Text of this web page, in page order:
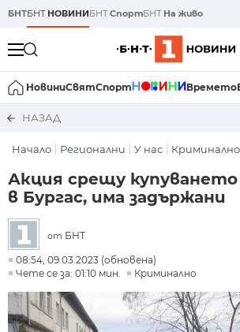
БНТБНТ НОВИНИБНТСпортБНТ На живо
НовиниСвятСпорт Времето
НАЗАД
Начало Регионални У нас Криминално
Акция срещу купуването
в Бургас, има задържани
от БНТ
08:54, 09.03.2023 (обновена)
Чете се за: 01:10 мин.
Криминално